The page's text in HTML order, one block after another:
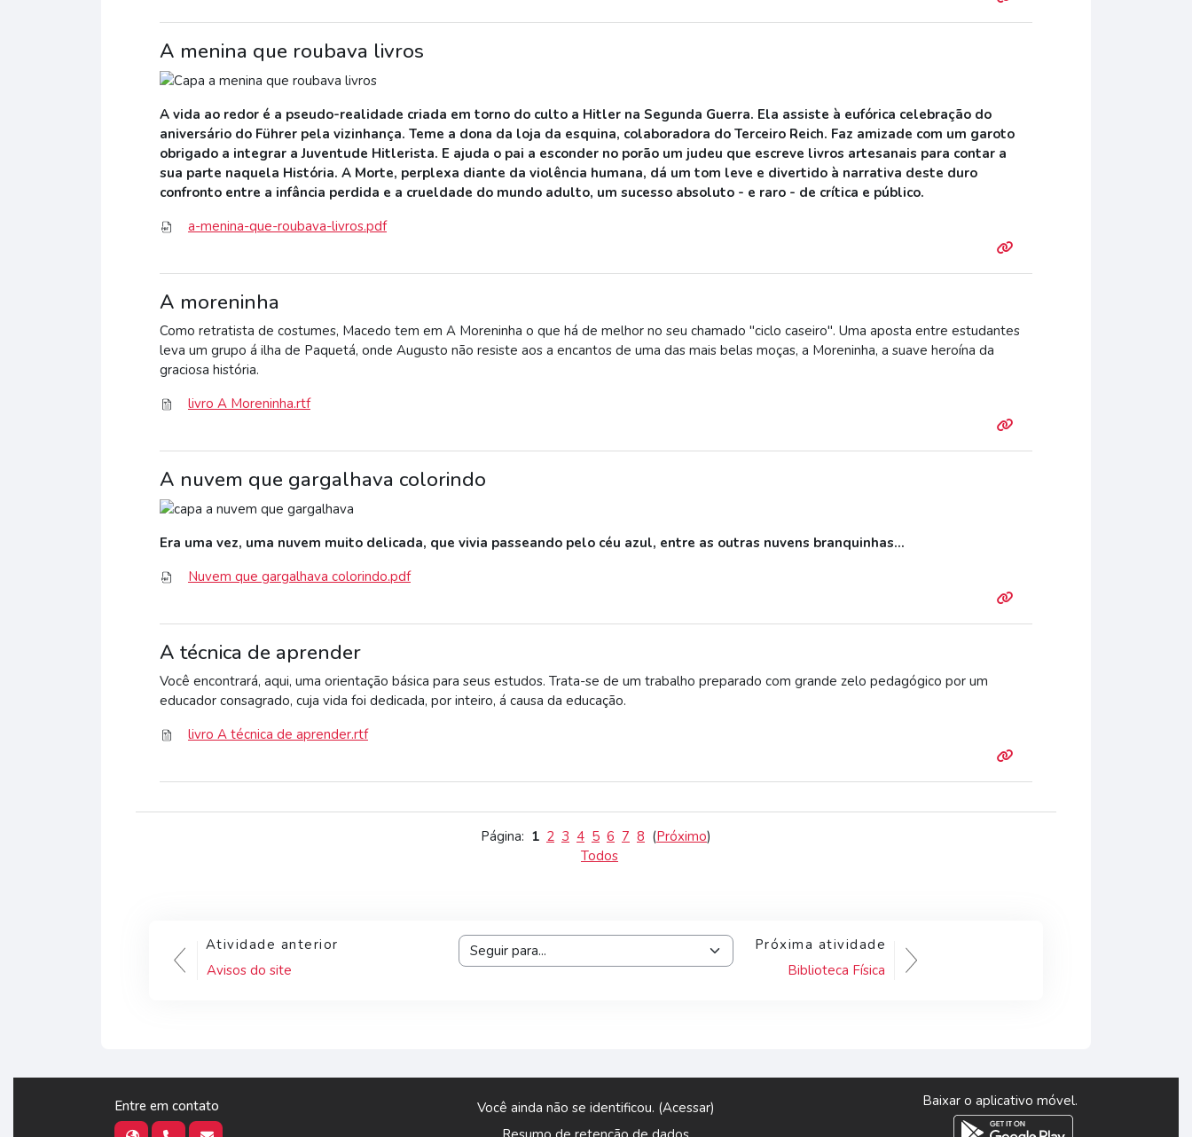
A menina que roubava livros
A vida ao redor é a pseudo-realidade criada em torno do culto a Hitler na Segunda Guerra. Ela assiste à eufórica celebração do
aniversário do Führer pela vizinhança. Teme a dona da loja da esquina, colaboradora do Terceiro Reich. Faz amizade com um garoto
obrigado a integrar a Juventude Hitlerista. E ajuda o pai a esconder no porão um judeu que escreve livros artesanais para contar a
sua parte naquela História. A Morte, perplexa diante da violência humana, dá um tom leve e divertido à narrativa deste duro
confronto entre a infância perdida e a crueldade do mundo adulto, um sucesso absoluto - e raro - de crítica e público.
a-menina-que-roubava-livros.pdf
A moreninha
Como retratista de costumes, Macedo tem em A Moreninha o que há de melhor no seu chamado "ciclo caseiro". Uma aposta entre estudantes
leva um grupo á ilha de Paquetá, onde Augusto não resiste aos a encantos de uma das mais belas moças, a Moreninha, a suave heroína da
graciosa história.
livro A Moreninha.rtf
A nuvem que gargalhava colorindo
Era uma vez, uma nuvem muito delicada, que vivia passeando pelo céu azul, entre as outras nuvens branquinhas...
Nuvem que gargalhava colorindo.pdf
A técnica de aprender
Você encontrará, aqui, uma orientação básica para seus estudos. Trata-se de um trabalho preparado com grande zelo pedagógico por um
educador consagrado, cuja vida foi dedicada, por inteiro, á causa da educação.
livro A técnica de aprender.rtf
Página: 1 2 3 4 5 6 7 8 (Próximo)
Todos
Atividade anterior
Avisos do site
Seguir para...
Próxima atividade
Biblioteca Física
Entre em contato Você ainda não se identificou. (Acessar)
Baixar o aplicativo móvel.